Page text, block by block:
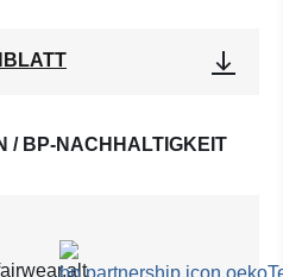
/ BP-NACHHALTIGKEIT